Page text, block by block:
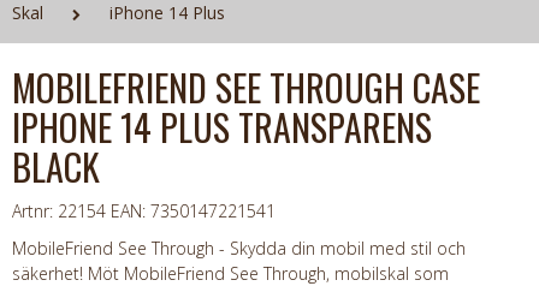
Skal
iPhone 14 Plus
MOBILEFRIEND SEE THROUGH CASE
IPHONE 14 PLUS TRANSPARENS
BLACK
Artnr: 22154 EAN: 7350147221541
MobileFriend See Through - Skydda din mobil med stil och
säkerhet! Möt MobileFriend See Through, mobilskal som